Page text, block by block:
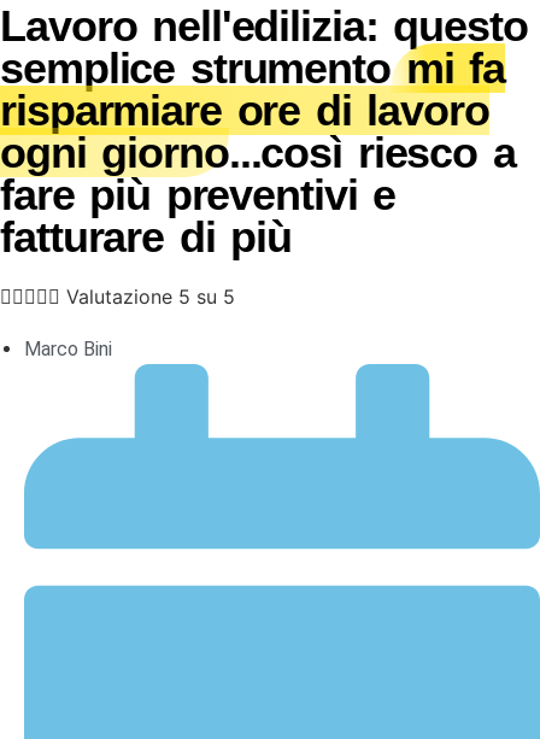
Lavoro nell'edilizia: questo
semplice strumentomi fa
risparmiare ore di lavoro
ogni giorno...così riesco a
fare più preventivi e
fatturare di più
 Valutazione 5 su 5
Marco Bini